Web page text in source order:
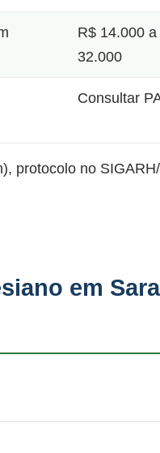
R$ 14.000 a
32.000
Consultar
protocolo no
em
no IAT-PR via